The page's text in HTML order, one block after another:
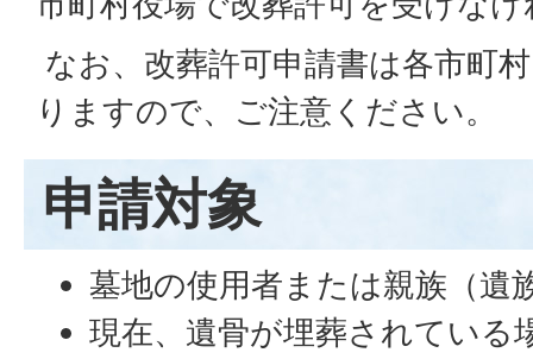
なお、改葬許可申請書は各市町
りますので、ご注意ください。
申請対象
墓地の使用者または親族（遺
現在、遺骨が埋葬されている